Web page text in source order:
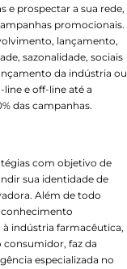
e prospectar a sua rede,
promocionais.
lançamento,
sazonalidade, sociais
da indústria ou
e off-line até a
das campanhas.
com objetivo de
sua identidade de
Além de todo
conhecimento
indústria farmacêutica,
faz da
especializada no